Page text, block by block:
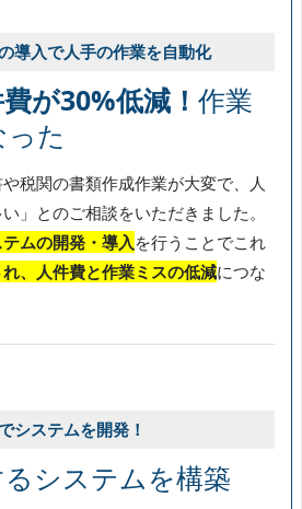
導入で人手の作業を自動化
が30%低減！ 作業
た
や税関の書類作成作業が大変で、人
」とのご相談をいただきました。
ムの開発・導入 を行うことでこれ
、人件費と作業ミスの低減につな
システムを開発！
システムを構築